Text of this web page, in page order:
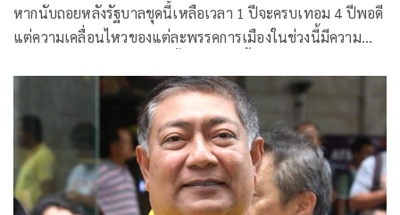
หากนับถอยหลังรัฐบาลชุดนี้เหลือเวลา 1 ปีจะครบเทอม 4 ปีพอดี
แต่ความเคลื่อนไหวของแต่ละพรรคการเมืองในช่วงนี้มีความ